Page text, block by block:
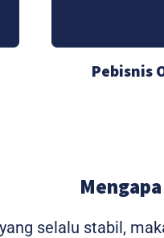
Pebisnis
selalu stabil,